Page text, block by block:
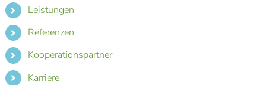
Leistungen
Referenzen
Kooperationspartner
Karriere